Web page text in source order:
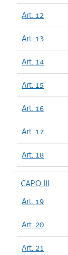
Art. 12
Art. 13
Art. 14
Art. 15
Art. 16
Art. 17
Art. 18
CAPO III
Art. 19
Art. 20
Art. 21